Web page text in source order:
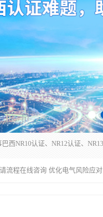
流程在线咨询 优化电气风险应对